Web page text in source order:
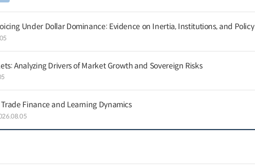
Under Dollar Dominance: Evidence on Inertia, Institutions, and Policy
Analyzing Drivers of Market Growth and Sovereign Risks
Finance and Learning Dynamics